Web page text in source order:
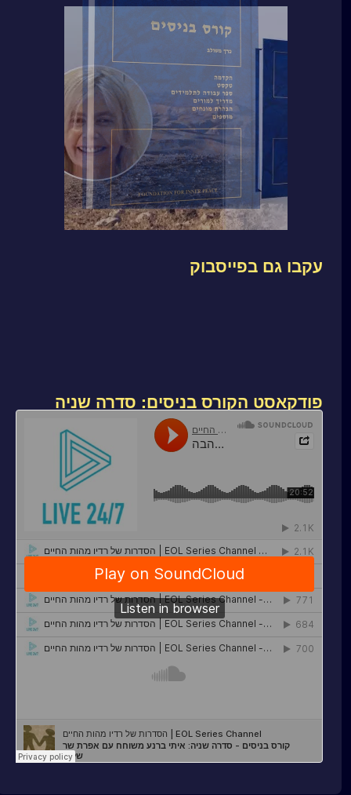
עקבו גם בפייסבוק
פודקאסט הקורס בניסים: סדרה שניה